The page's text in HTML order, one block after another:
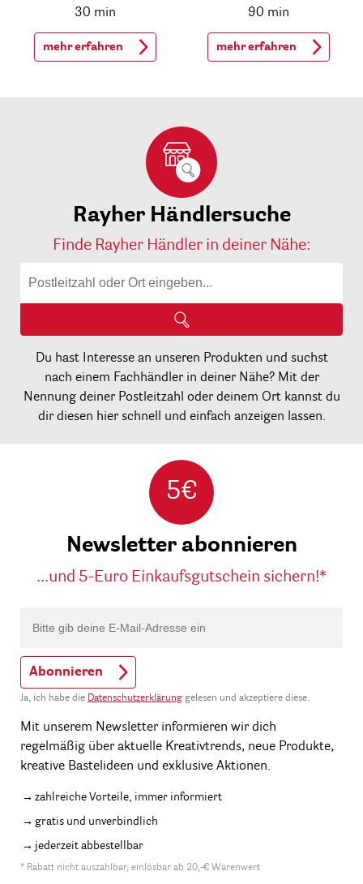
30 min
mehr erfahren
90 min
mehr erfahren
Rayher Händlersuche
Finde Rayher Händler in deiner Nähe:
Du hast Interesse an unseren Produkten und suchst
nach einem Fachhändler in deiner Nähe? Mit der
Nennung deiner Postleitzahl oder deinem Ort kannst du
dir diesen hier schnell und einfach anzeigen lassen.
5€
Newsletter abonnieren
...und 5-Euro Einkaufsgutschein sichern!*
Abonnieren
Ja, ich habe die Datenschutzerklärung gelesen und akzeptiere diese.
Mit unserem Newsletter informieren wir dich
regelmäßig über aktuelle Kreativtrends, neue Produkte,
kreative Bastelideen und exklusive Aktionen.
zahlreiche Vorteile, immer informiert
gratis und unverbindlich
jederzeit abbestellbar
* Rabatt nicht auszahlbar, einlösbar ab 20,-€ Warenwert